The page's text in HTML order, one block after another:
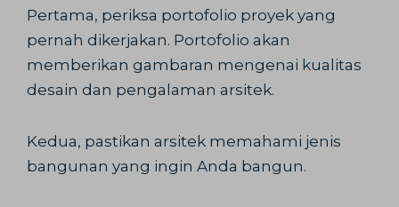
Pertama, periksa portofolio proyek yang
pernah dikerjakan. Portofolio akan
memberikan gambaran mengenai kualitas
desain dan pengalaman arsitek.
Kedua, pastikan arsitek memahami jenis
bangunan yang ingin Anda bangun.